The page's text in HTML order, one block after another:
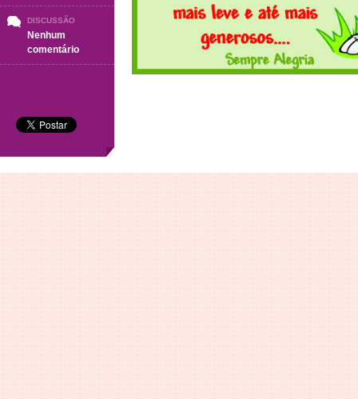
DISCUSSÃO
Nenhum
comentárioem
Quarta-